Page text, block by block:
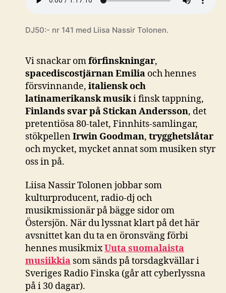
DJ50:- nr 141 med Liisa Nassir Tolonen.
Vi snackar omförfinskningar,
spacediscostjärnan Emilia och hennes
försvinnande, italiensk och
latinamerikansk musiki finsk tappning,
Finlands svar på Stickan Andersson, det
pretentiösa 80-talet, Finnhits-samlingar,
stökpellenIrwin Goodman, trygghetslåtar
och mycket, mycket annat som musiken styr
oss in på.
Liisa Nassir Tolonen jobbar som
kulturproducent, radio-dj och
musikmissionär på bägge sidor om
Östersjön. När du lyssnat klart på det här
avsnittet kan du ta en öronsväng förbi
hennes musikmixUuta suomalaista
musiikkia som sänds på torsdagkvällar i
Sveriges Radio Finska (går att cyberlyssna
på i 30 dagar).